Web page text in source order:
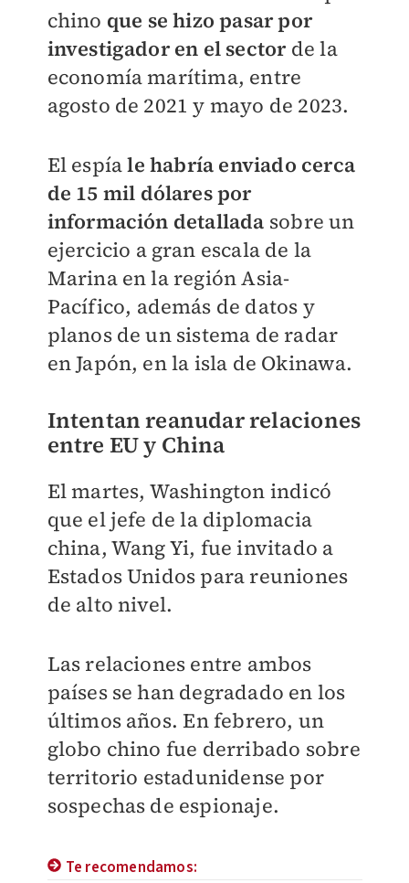
chino que se hizo pasar por
investigador en el sectorde la
economía marítima, entre
agosto de 2021 y mayo de 2023.
El espíale habría enviado cerca
de 15 mil dólares por
información detallada sobre un
ejercicio a gran escala de la
Marina en la región Asia-
Pacífico, además de datos y
planos de un sistema de radar
en Japón, en la isla de Okinawa.
Intentan reanudar relaciones
entre EU y China
El martes, Washington indicó
que el jefe de la diplomacia
china, Wang Yi, fue invitado a
Estados Unidos para reuniones
de alto nivel.
Las relaciones entre ambos
países se han degradado en los
últimos años.En febrero, un
globo chino fue derribado sobre
territorio estadunidense por
sospechas de espionaje.
Te recomendamos: